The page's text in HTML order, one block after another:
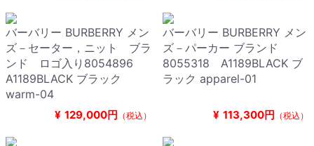
バーバリー BURBERRY メン
ズ－セーター，ニット ブラ
ンド ロゴ入り8054896
A1189BLACK ブラック
warm-04
¥ 129,000円 （税込）
バーバリー BURBERRY メン
ズ－パーカー ブランド
8055318 A1189BLACK ブ
ラック apparel-01
¥ 113,300円 （税込）